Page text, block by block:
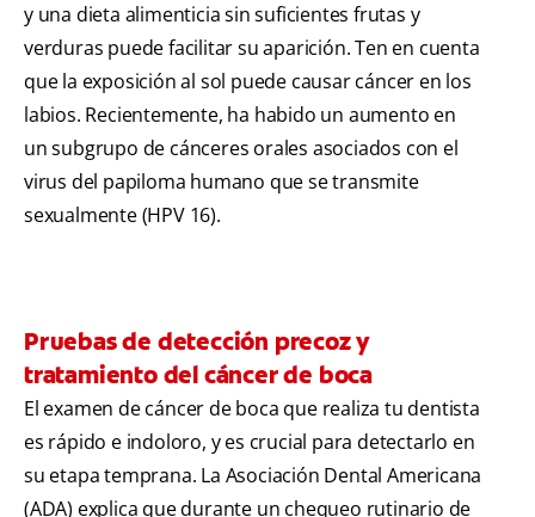
y una dieta alimenticia sin suficientes frutas y
verduras puede facilitar su aparición. Ten en cuenta
que la exposición al sol puede causar cáncer en los
labios. Recientemente, ha habido un aumento en
un subgrupo de cánceres orales asociados con el
virus del papiloma humano que se transmite
sexualmente (HPV 16).
Pruebas de detección precoz y
tratamiento del cáncer de boca
El examen de cáncer de boca que realiza tu dentista
es rápido e indoloro, y es crucial para detectarlo en
su etapa temprana. La Asociación Dental Americana
(ADA) explica que durante un chequeo rutinario de